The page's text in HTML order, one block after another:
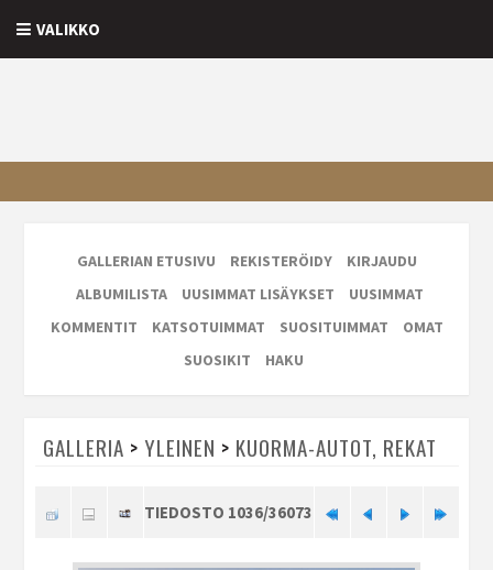
VALIKKO
GALLERIAN ETUSIVU REKISTERÖIDY
KIRJAUDU
ALBUMILISTA
UUSIMMAT LISÄYKSET
UUSIMMAT
KOMMENTIT
KATSOTUIMMAT SUOSITUIMMAT
OMAT
SUOSIKIT
HAKU
GALLERIA > YLEINEN > KUORMA-AUTOT, REKAT
TIEDOSTO 1036/36073